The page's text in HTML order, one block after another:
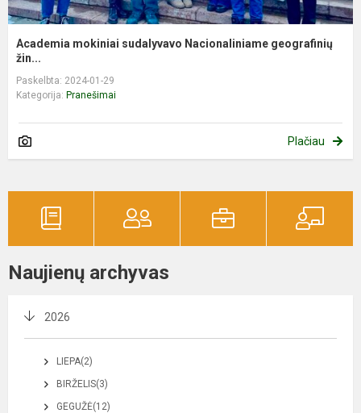
Academia mokiniai sudalyvavo Nacionaliniame geografinių
žin...
Paskelbta: 2024-01-29
Kategorija: Pranešimai
Plačiau
Naujienų archyvas
2026
LIEPA(2)
BIRŽELIS(3)
GEGUŽĖ(12)